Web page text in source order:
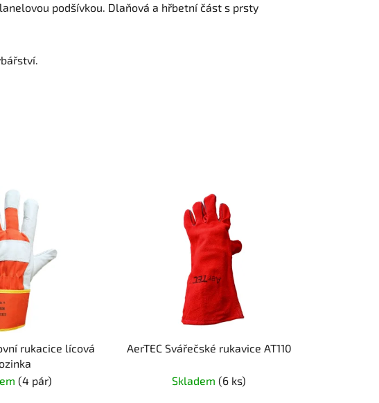
podšívkou. Dlaňová a hřbetní část s prsty
rukacice lícová
(4 pár)
AerTEC Svářečské rukavice AT110
Skladem(6 ks)